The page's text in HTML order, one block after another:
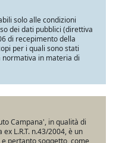
solo alle condizioni
dei dati pubblici (direttiva
di recepimento della
per i quali sono stati
in materia di
Campana', in qualità di
L.R.T. n.43/2004, è un
pertanto soggetto, come